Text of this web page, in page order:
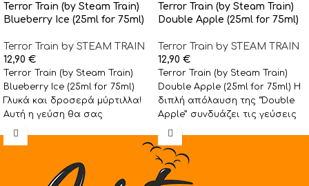
Terror Train (by Steam Train)
Blueberry Ice (25ml for 75ml)
Terror Train by STEAM TRAIN
12,90 €
Terror Train (by Steam Train)
Blueberry Ice (25ml for 75ml)
Γλυκά και δροσερά μύρτιλλα!
Αυτή η γεύση θα σας
ταξιδέψει
Terror Train (by Steam Train)
Double Apple (25ml for 75ml)
Terror Train by STEAM TRAIN
12,90 €
Terror Train (by Steam Train)
Double Apple (25ml for 75ml) Η
διπλή απόλαυση της “Double
Apple” συνδυάζει τις γεύσεις
δύο